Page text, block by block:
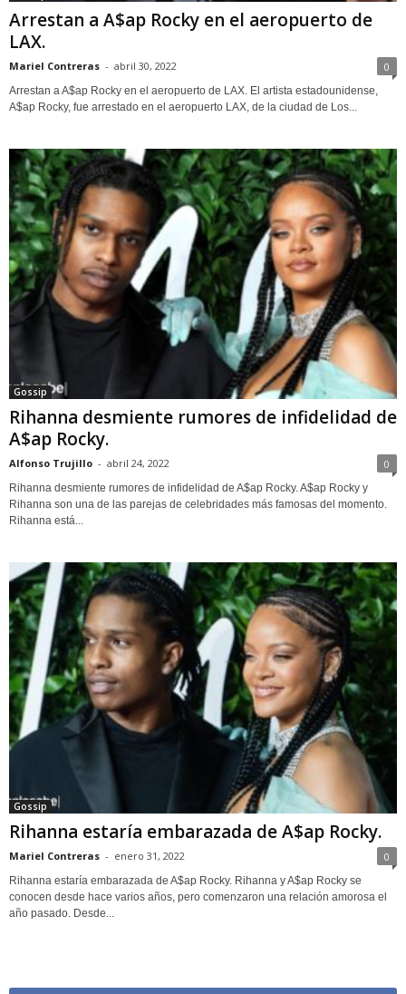
Arrestan a A$ap Rocky en el aeropuerto de
LAX.
Mariel Contreras - abril 30, 2022 0
Arrestan a A$ap Rocky en el aeropuerto de LAX. El artista estadounidense,
A$ap Rocky, fue arrestado en el aeropuerto LAX, de la ciudad de Los...
Gossip
Rihanna desmiente rumores de infidelidad de
A$ap Rocky.
Alfonso Trujillo - abril 24, 2022 0
Rihanna desmiente rumores de infidelidad de A$ap Rocky. A$ap Rocky y
Rihanna son una de las parejas de celebridades más famosas del momento.
Rihanna está...
Gossip
Rihanna estaría embarazada de A$ap Rocky.
Mariel Contreras - enero 31, 2022 0
Rihanna estaría embarazada de A$ap Rocky. Rihanna y A$ap Rocky se
conocen desde hace varios años, pero comenzaron una relación amorosa el
año pasado. Desde...